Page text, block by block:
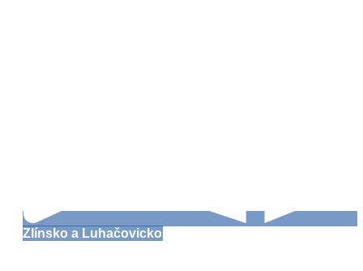
Zlínsko a Luhačovicko